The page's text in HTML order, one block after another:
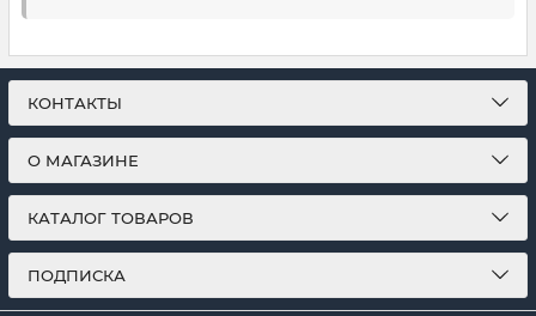
КОНТАКТЫ
О МАГАЗИНЕ
КАТАЛОГ ТОВАРОВ
ПОДПИСКА